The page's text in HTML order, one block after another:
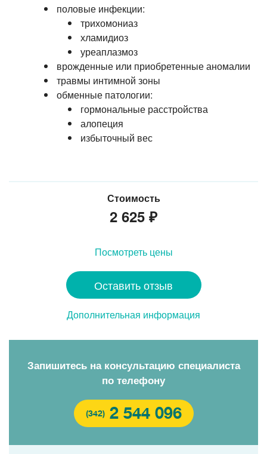
половые инфекции:
трихомониаз
хламидиоз
уреаплазмоз
врожденные или приобретенные аномалии
травмы интимной зоны
обменные патологии:
гормональные расстройства
алопеция
избыточный вес
Стоимость
2 625 ₽
Посмотреть цены
Оставить отзыв
Дополнительная информация
Запишитесь на консультацию специалиста
по телефону
(342) 2 544 096